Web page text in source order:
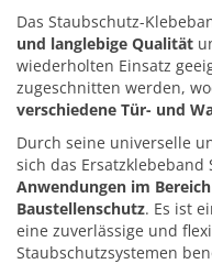
Das Staubschutz-
und langlebige Qualität
wiederholten Einsatz
zugeschnitten werden,
verschiedene Tür- und
Durch seine universelle
sich das Ersatzklebeband
Anwendungen im
Baustellenschutz. Es ist
eine zuverlässige und
Staubschutzsystemen